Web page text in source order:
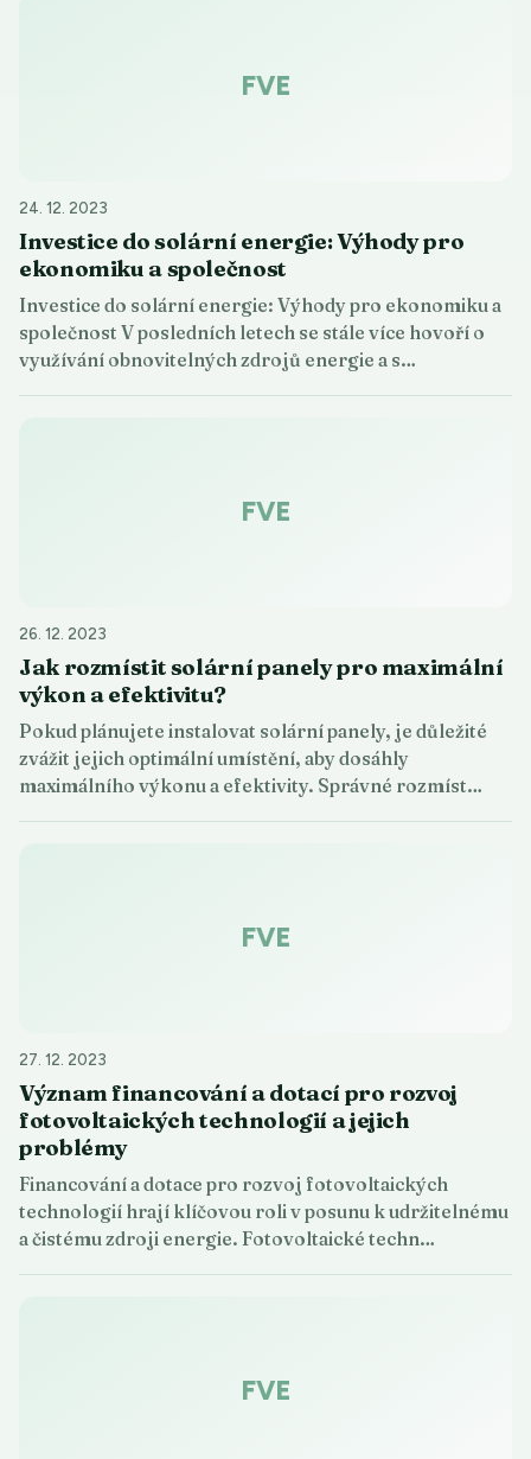
FVE
24. 12. 2023
Investice do solární energie: Výhody pro
ekonomiku a společnost
Investice do solární energie: Výhody pro ekonomiku a
společnost V posledních letech se stále více hovoří o
využívání obnovitelných zdrojů energie a s…
FVE
26. 12. 2023
Jak rozmístit solární panely pro maximální
výkon a efektivitu?
Pokud plánujete instalovat solární panely, je důležité
zvážit jejich optimální umístění, aby dosáhly
maximálního výkonu a efektivity. Správné rozmíst…
FVE
27. 12. 2023
Význam financování a dotací pro rozvoj
fotovoltaických technologií a jejich
problémy
Financování a dotace pro rozvoj fotovoltaických
technologií hrají klíčovou roli v posunu k udržitelnému
a čistému zdroji energie. Fotovoltaické techn…
FVE